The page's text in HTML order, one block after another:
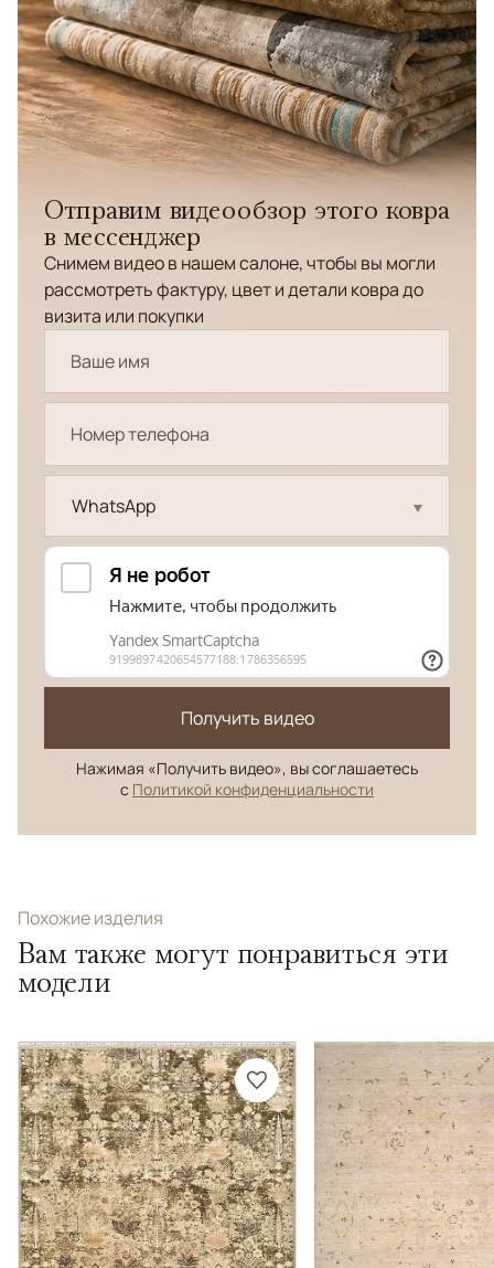
Отправим видеообзор этого ковра
в мессенджер
Снимем видео в нашем салоне, чтобы вы могли
рассмотреть фактуру, цвет и детали ковра до
визита или покупки
WhatsApp
Получить видео
Нажимая «Получить видео», вы соглашаетесь
с Политикой конфиденциальности
Похожие изделия
Вам также могут понравиться эти
модели